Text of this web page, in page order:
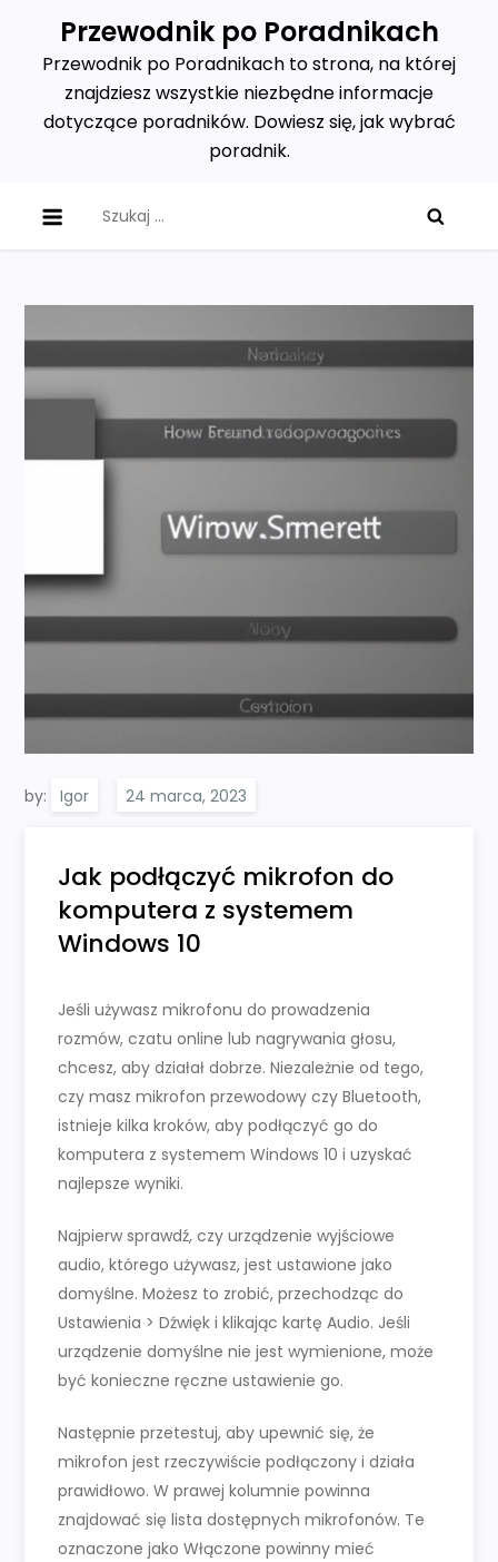
content
Przewodnik po Poradnikach
Przewodnik po Poradnikach to strona, na której
znajdziesz wszystkie niezbędne informacje
dotyczące poradników. Dowiesz się, jak wybrać
poradnik.
by: Igor
Jak podłączyć mikrofon do
komputera z systemem
Windows 10
Jeśli używasz mikrofonu do prowadzenia
rozmów, czatu online lub nagrywania głosu,
chcesz, aby działał dobrze. Niezależnie od tego,
czy masz mikrofon przewodowy czy Bluetooth,
istnieje kilka kroków, aby podłączyć go do
komputera z systemem Windows 10 i uzyskać
najlepsze wyniki.
Najpierw sprawdź, czy urządzenie wyjściowe
audio, którego używasz, jest ustawione jako
domyślne. Możesz to zrobić, przechodząc do
Ustawienia > Dźwięk i klikając kartę Audio. Jeśli
urządzenie domyślne nie jest wymienione, może
być konieczne ręczne ustawienie go.
Następnie przetestuj, aby upewnić się, że
mikrofon jest rzeczywiście podłączony i działa
prawidłowo. W prawej kolumnie powinna
znajdować się lista dostępnych mikrofonów. Te
oznaczone jako Włączone powinny mieć